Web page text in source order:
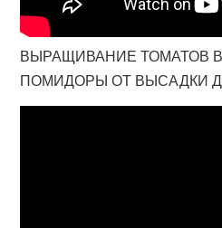
ВЫРАЩИВАНИЕ ТОМАТОВ
ПОМИДОРЫ ОТ ВЫСАДКИ